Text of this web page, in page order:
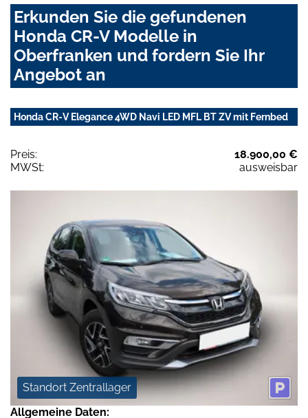
Erkunden Sie die gefundenen
Honda CR-V Modelle in
Oberfranken und fordern Sie Ihr
Angebot an
Honda CR-V Elegance 4WD Navi LED MFL BT ZV mit Fernbed
Preis:
18.900,00 €
MWSt:
ausweisbar
Standort Zentrallager
Allgemeine Daten: